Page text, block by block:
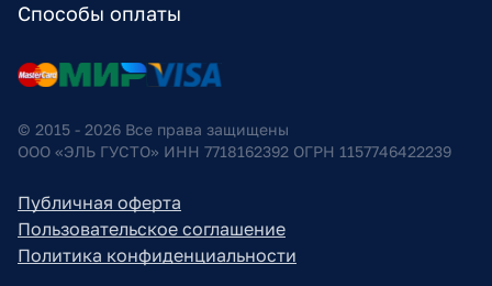
Способы оплаты
© 2015 - 2026 Все права защищены
ООО «ЭЛЬ ГУСТО» ИНН 7718162392 ОГРН 1157746422239
Публичная оферта
Пользовательское соглашение
Политика конфиденциальности